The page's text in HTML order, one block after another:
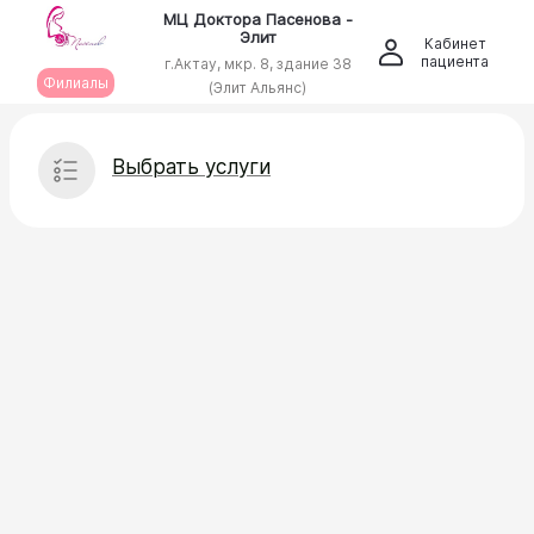
Филиалы
МЦ Доктора Пасенова -
Элит
г.Актау, мкр. 8, здание 38
(Элит Альянс)
Кабинет
пациента
Выбрать услуги